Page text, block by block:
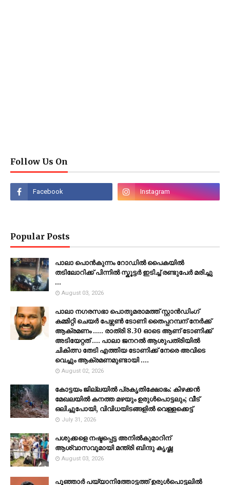
Follow Us On
Popular Posts
പാലാ പൊൻകുന്നം റോഡിൽ പൈകയിൽ
തടിലോറിക്ക് പിന്നിൽ സ്കൂട്ടർ ഇടിച്ച് രണ്ടുപേർ മരിച്ചു
...
August 03, 2026
പാലാ നഗരസഭാ പൊതുമരാമത്ത് സ്റ്റാൻഡിംഗ്
കമ്മിറ്റി ചെയർ പേഴ്സൺ ടോണി തൈപ്പറമ്പന് നേർക്ക്
ആക്രമണം ..... രാത്രി 8.30 ഓടെ ആണ് ടോണിക്ക്
അടിയേറ്റത് .... പാലാ ജനറൽ ആശുപത്രിയിൽ
ചികിത്സ തേടി എത്തിയ ടോണിക്ക് നേരെ അവിടെ
വെച്ചും ആക്രമണമുണ്ടായി ....
August 02, 2026
കോട്ടയം ജില്ലയില്‍ പ്രകൃതിക്ഷോഭം: കിഴക്കന്‍
മേഖലയില്‍ കനത്ത മഴയും ഉരുള്‍പൊട്ടലും; വീട്
ഒലിച്ചുപോയി, വിവിധയിടങ്ങളില്‍ വെള്ളക്കെട്ട്
July 31, 2026
പശുക്കളെ നഷ്ടപ്പെട്ട അനിൽകുമാറിന്
ആശ്വാസവുമായി മന്ത്രി ബിന്ദു കൃഷ്ണ
August 03, 2026
പൂഞ്ഞാര്‍ പയ്യാനിത്തോട്ടത്ത് ഉരുള്‍പൊട്ടലില്‍